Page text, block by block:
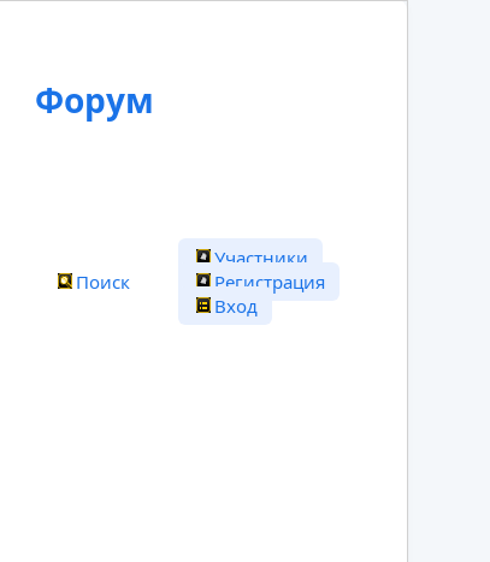
Форум
Поиск
Участники
Регистрация
Вход